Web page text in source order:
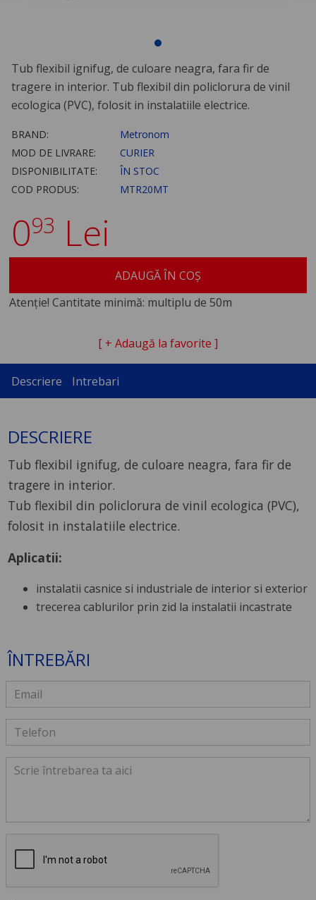
Tub flexibil ignifug, de culoare neagra, fara fir de
tragere in interior. Tub flexibil din policlorura de vinil
ecologica (PVC), folosit in instalatiile electrice.
BRAND:
Metronom
MOD DE LIVRARE:
CURIER
DISPONIBILITATE:
ÎN STOC
COD PRODUS:
MTR20MT
093 Lei
ADAUGĂ ÎN COȘ
Atenție! Cantitate minimă: multiplu de 50m
[ + Adaugă la favorite ]
Descriere Intrebari
DESCRIERE
Tub flexibil ignifug, de culoare neagra, fara fir de
tragere in interior.
Tub flexibil din policlorura de vinil ecologica (PVC),
folosit in instalatiile electrice.
Aplicatii:
instalatii casnice si industriale de interior si exterior
trecerea cablurilor prin zid la instalatii incastrate
ÎNTREBĂRI